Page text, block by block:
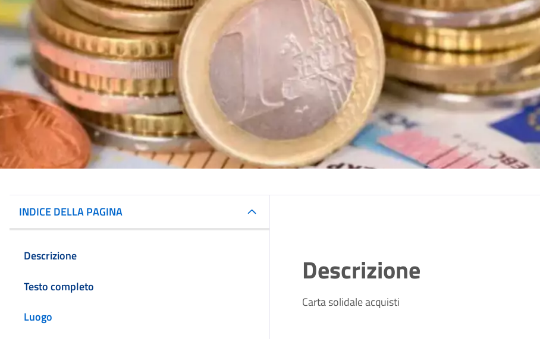
INDICE DELLA PAGINA
Descrizione
Testo completo
Luogo
Descrizione
Carta solidale acquisti